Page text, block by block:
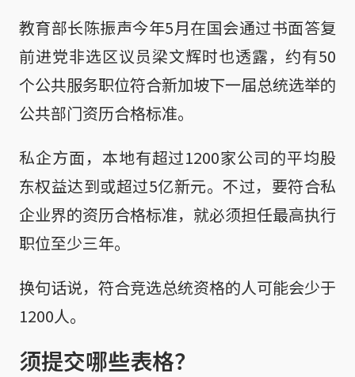
教育部长陈振声今年5月在国会通过书面答复
前进党非选区议员梁文辉时也透露，约有50
个公共服务职位符合新加坡下一届总统选举的
公共部门资历合格标准。
私企方面，本地有超过1200家公司的平均股
东权益达到或超过5亿新元。不过，要符合私
企业界的资历合格标准，就必须担任最高执行
职位至少三年。
换句话说，符合竞选总统资格的人可能会少于
1200人。
须提交哪些表格？